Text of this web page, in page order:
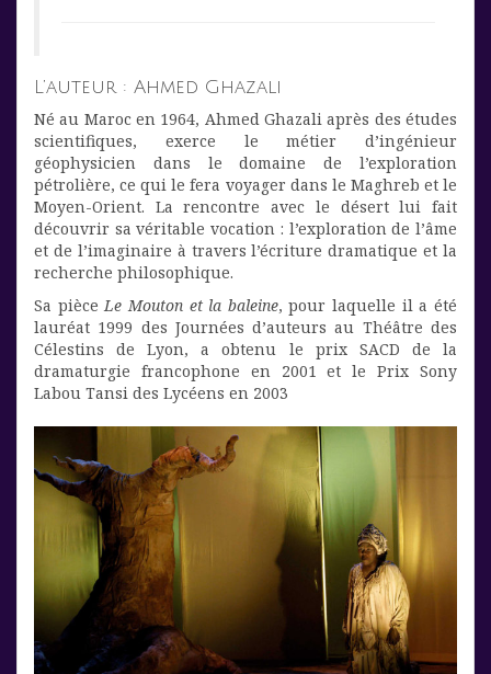
L’auteur : Ahmed Ghazali
Né au Maroc en 1964, Ahmed Ghazali après des études
scientifiques, exerce le métier d’ingénieur
géophysicien dans le domaine de l’exploration
pétrolière, ce qui le fera voyager dans le Maghreb et le
Moyen-Orient. La rencontre avec le désert lui fait
découvrir sa véritable vocation : l’exploration de l’âme
et de l’imaginaire à travers l’écriture dramatique et la
recherche philosophique.
Sa pièce Le Mouton et la baleine, pour laquelle il a été
lauréat 1999 des Journées d’auteurs au Théâtre des
Célestins de Lyon, a obtenu le prix SACD de la
dramaturgie francophone en 2001 et le Prix Sony
Labou Tansi des Lycéens en 2003